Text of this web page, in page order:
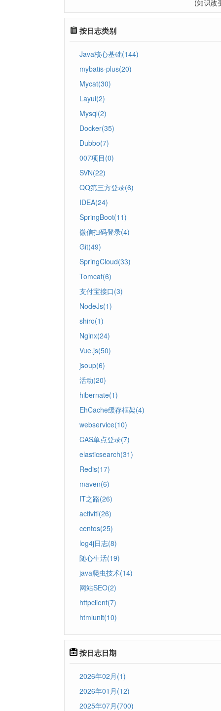
(知识改
按日志类别
Java核心基础(144)
mybatis-plus(20)
Mycat(30)
Layui(2)
Mysql(2)
Docker(35)
Dubbo(7)
007项目(0)
SVN(22)
QQ第三方登录(6)
IDEA(24)
SpringBoot(11)
微信扫码登录(4)
Git(49)
SpringCloud(33)
Tomcat(6)
支付宝接口(3)
NodeJs(1)
shiro(1)
Nginx(24)
Vue.js(50)
jsoup(6)
活动(20)
hibernate(1)
EhCache缓存框架(4)
webservice(10)
CAS单点登录(7)
elasticsearch(31)
Redis(17)
maven(6)
IT之路(26)
activiti(26)
centos(25)
log4j日志(8)
随心生活(19)
java爬虫技术(14)
网站SEO(2)
httpclient(7)
htmlunit(10)
按日志日期
2026年02月(1)
2026年01月(12)
2025年07月(700)